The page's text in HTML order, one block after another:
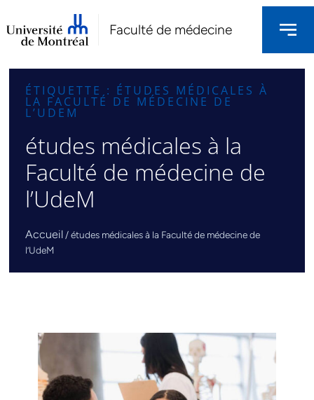
Faculté de médecine
ÉTIQUETTE : ÉTUDES MÉDICALES À
LA FACULTÉ DE MÉDECINE DE
L’UDEM
études médicales à la
Faculté de médecine de
l’UdeM
Accueil /études médicales à la Faculté de médecine de
l’UdeM